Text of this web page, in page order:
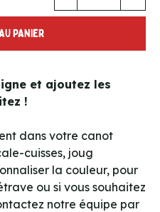
PANIER
et ajoutez les
!
dans votre canot
cuisses, joug
la couleur, pour
ou si vous souhaitez
notre équipe par